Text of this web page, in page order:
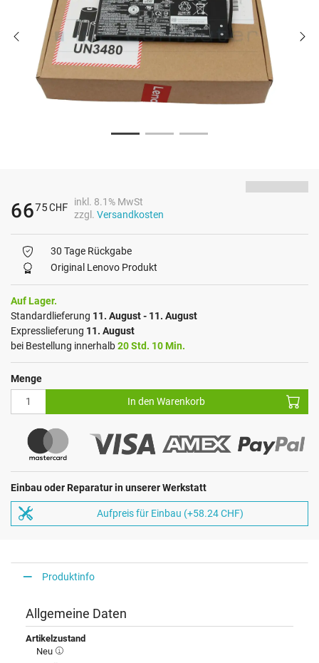
6675CHF
inkl. 8.1% MwSt
zzgl. Versandkosten
30 Tage Rückgabe
Original Lenovo Produkt
Auf Lager.
Standardlieferung 11. August - 11. August
Expresslieferung 11. August
bei Bestellung innerhalb20 Std. 10 Min.
Menge
In den Warenkorb
Einbau oder Reparatur in unserer Werkstatt
Aufpreis für Einbau (+58.24 CHF)
Produktinfo
Allgemeine Daten
Artikelzustand
Neu